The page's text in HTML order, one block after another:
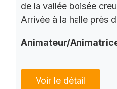
de la vallée boisée
Arrivée à la halle près
Animateur/
Voir le détail